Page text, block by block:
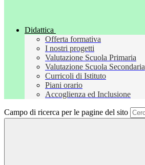
Didattica
Offerta formativa
I nostri progetti
Valutazione Scuola Primaria
Valutazione Scuola Secondaria
Curricoli di Istituto
Piani orario
Accoglienza ed Inclusione
Campo di ricerca per le pagine del sito